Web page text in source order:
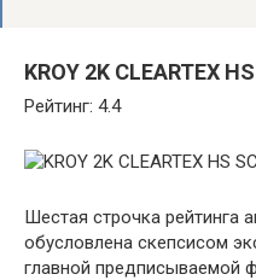
KROY 2K CLEARTEX
Рейтинг: 4.4
Шестая строчка рейтинга
обусловлена скепсисом
главной предписываемой